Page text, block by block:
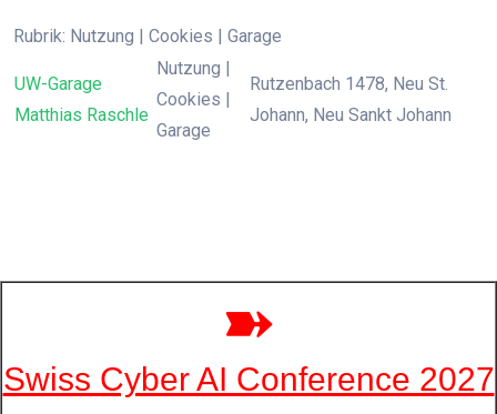
Rubrik: Nutzung | Cookies | Garage
UW-Garage
Matthias Raschle
Nutzung |
Cookies |
Garage
Rutzenbach 1478, Neu St.
Johann, Neu Sankt Johann